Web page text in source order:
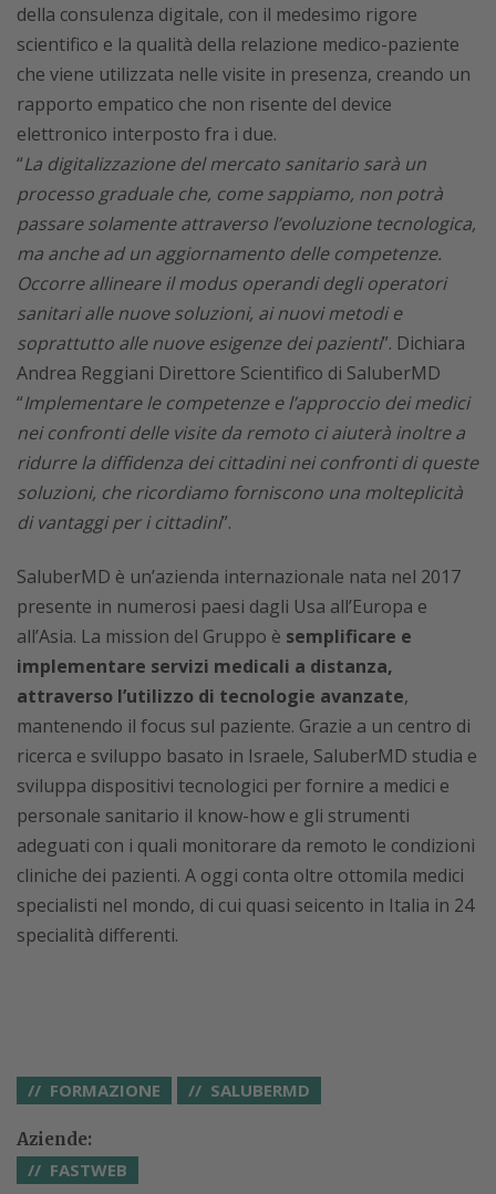
della consulenza digitale, con il medesimo rigore
scientifico e la qualità della relazione medico-paziente
che viene utilizzata nelle visite in presenza, creando un
rapporto empatico che non risente del device
elettronico interposto fra i due.
“La digitalizzazione del mercato sanitario sarà un
processo graduale che, come sappiamo, non potrà
passare solamente attraverso l’evoluzione tecnologica,
ma anche ad un aggiornamento delle competenze.
Occorre allineare il modus operandi degli operatori
sanitari alle nuove soluzioni, ai nuovi metodi e
soprattutto alle nuove esigenze dei pazienti”. Dichiara
Andrea Reggiani Direttore Scientifico di SaluberMD
“Implementare le competenze e l’approccio dei medici
nei confronti delle visite da remoto ci aiuterà inoltre a
ridurre la diffidenza dei cittadini nei confronti di queste
soluzioni, che ricordiamo forniscono una molteplicità
di vantaggi per i cittadini”.
SaluberMD è un’azienda internazionale nata nel 2017
presente in numerosi paesi dagli Usa all’Europa e
all’Asia. La mission del Gruppo è semplificare e
implementare servizi medicali a distanza,
attraverso l’utilizzo di tecnologie avanzate,
mantenendo il focus sul paziente. Grazie a un centro di
ricerca e sviluppo basato in Israele, SaluberMD studia e
sviluppa dispositivi tecnologici per fornire a medici e
personale sanitario il know-how e gli strumenti
adeguati con i quali monitorare da remoto le condizioni
cliniche dei pazienti. A oggi conta oltre ottomila medici
specialisti nel mondo, di cui quasi seicento in Italia in 24
specialità differenti.
FORMAZIONE SALUBERMD
Aziende:
FASTWEB